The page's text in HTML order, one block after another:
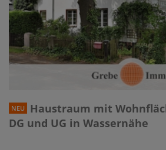
NEU
Haustraum mit
DG und UG in Wassernähe